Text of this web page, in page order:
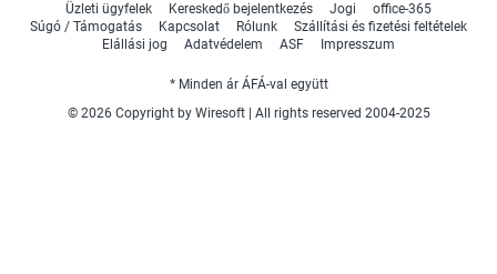
Üzleti ügyfelek Kereskedő bejelentkezés Jogi
office-365
Súgó / Támogatás
Kapcsolat Rólunk
Szállítási és fizetési feltételek
Elállási jog
Adatvédelem ASF Impresszum
* Minden ár ÁFÁ-val együtt
© 2026 Copyright by Wiresoft | All rights reserved 2004-2025